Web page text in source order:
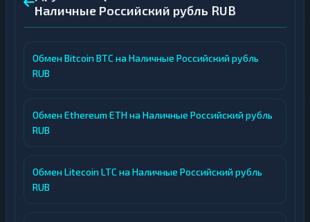
Наличные Российский рубль RUB
Обмен Bitcoin BTC на Наличные Российский рубль
RUB
Обмен Ethereum ETH на Наличные Российский рубль
RUB
Обмен Litecoin LTC на Наличные Российский рубль
RUB